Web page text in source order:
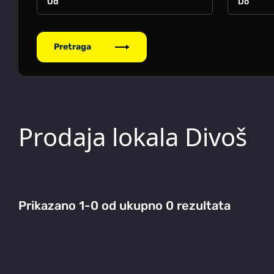
Pretraga
Prodaja lokala Divoš
Prikazano 1-0 od ukupno 0 rezultata